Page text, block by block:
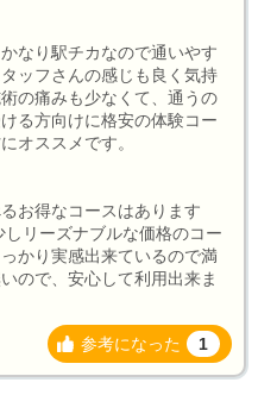
なり駅チカなので通いやす
ッフさんの感じも良く気持
の痛みも少なくて、通うの
る方向けに格安の体験コー
オススメです。
お得なコースはあります
リーズナブルな価格のコー
かり実感出来ているので満
ので、安心して利用出来ま
参考になった 1